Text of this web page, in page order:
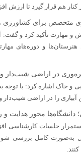
هم قرار گیرد تا ارزش
متخصص برای
و مهارت تأکید کرد و
هنرستان‌ها و دوره‌های
در اراضی شیب‌دار
و خاک اشاره کرد: با توجه
را در اراضی شیب‌دار
دانشگاه‌ها محور هدایت و
استمرار جلسات کارشناسی
به‌صورت کامل بررسی